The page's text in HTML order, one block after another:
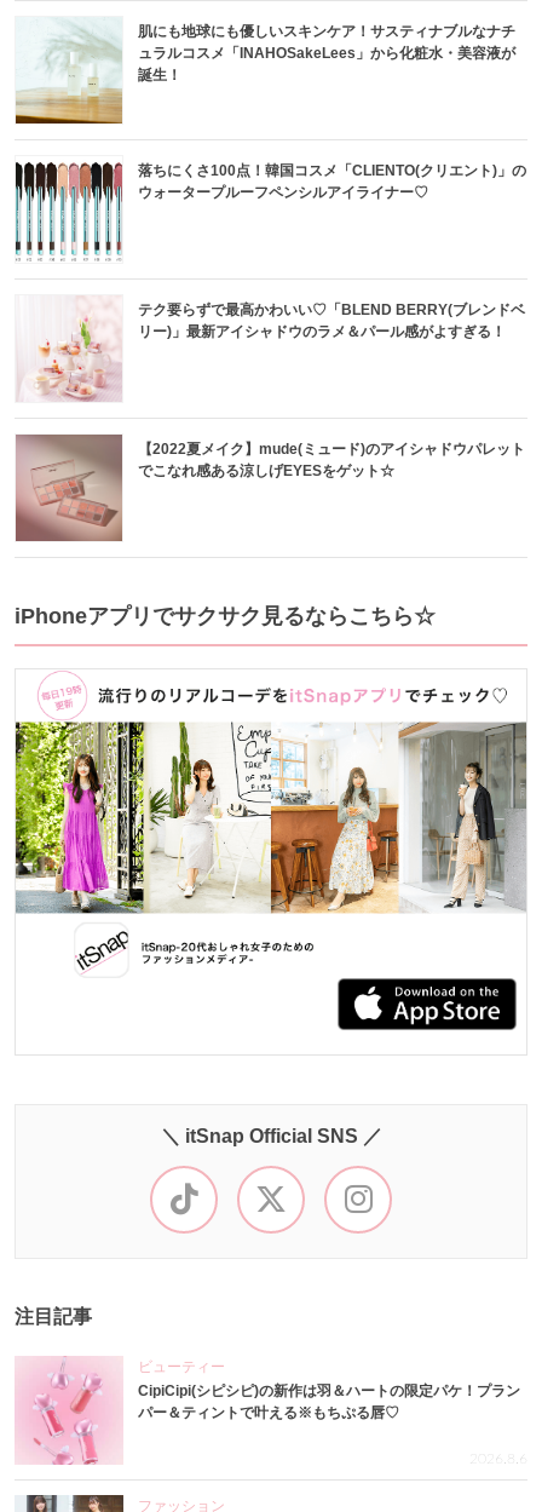
肌にも地球にも優しいスキンケア！サスティナブルなナチ
ュラルコスメ「INAHOSakeLees」から化粧水・美容液が
誕生！
落ちにくさ100点！韓国コスメ「CLIENTO(クリエント)」の
ウォータープルーフペンシルアイライナー♡
テク要らずで最高かわいい♡「BLEND BERRY(ブレンドベ
リー)」最新アイシャドウのラメ＆パール感がよすぎる！
【2022夏メイク】mude(ミュード)のアイシャドウパレット
でこなれ感ある涼しげEYESをゲット☆
iPhoneアプリでサクサク見るならこちら☆
＼ itSnap Official SNS ／
注目記事
ビューティー
CipiCipi(シピシピ)の新作は羽＆ハートの限定パケ！プラン
パー＆ティントで叶える※もちぷる唇♡
2026.8.6
ファッション